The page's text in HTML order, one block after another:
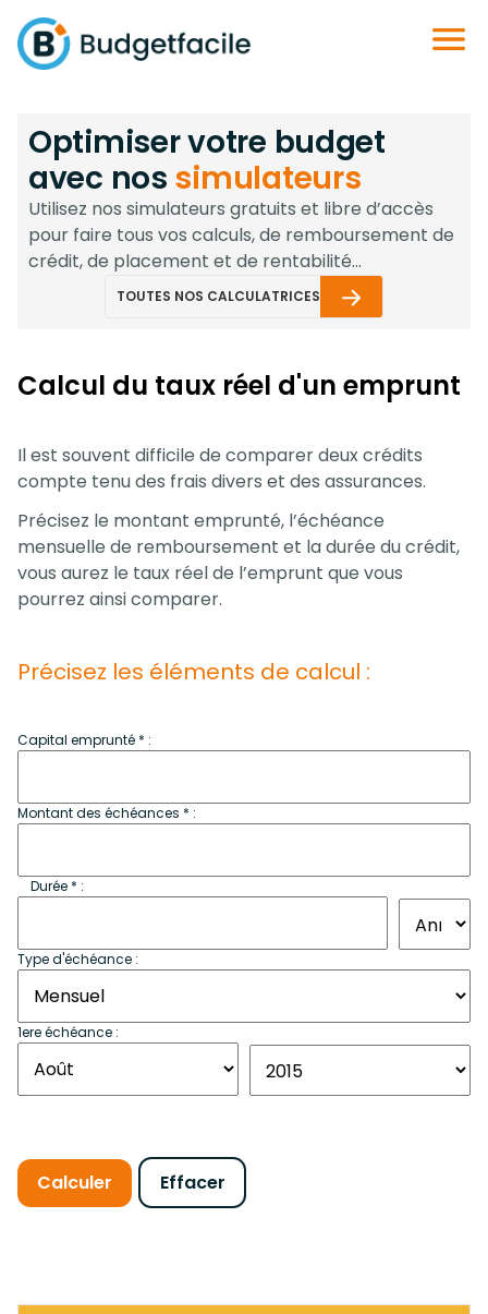
Optimiser votre budget
avec nos simulateurs
Utilisez nos simulateurs gratuits et libre d’accès
pour faire tous vos calculs, de remboursement de
crédit, de placement et de rentabilité...
TOUTES NOS CALCULATRICES
Calcul du taux réel d'un emprunt
Il est souvent difficile de comparer deux crédits
compte tenu des frais divers et des assurances.
Précisez le montant emprunté, l’échéance
mensuelle de remboursement et la durée du crédit,
vous aurez le taux réel de l’emprunt que vous
pourrez ainsi comparer.
Précisez les éléments de calcul :
Capital emprunté * :
Montant des échéances * :
Durée * :
Type d'échéance :
1ere échéance :